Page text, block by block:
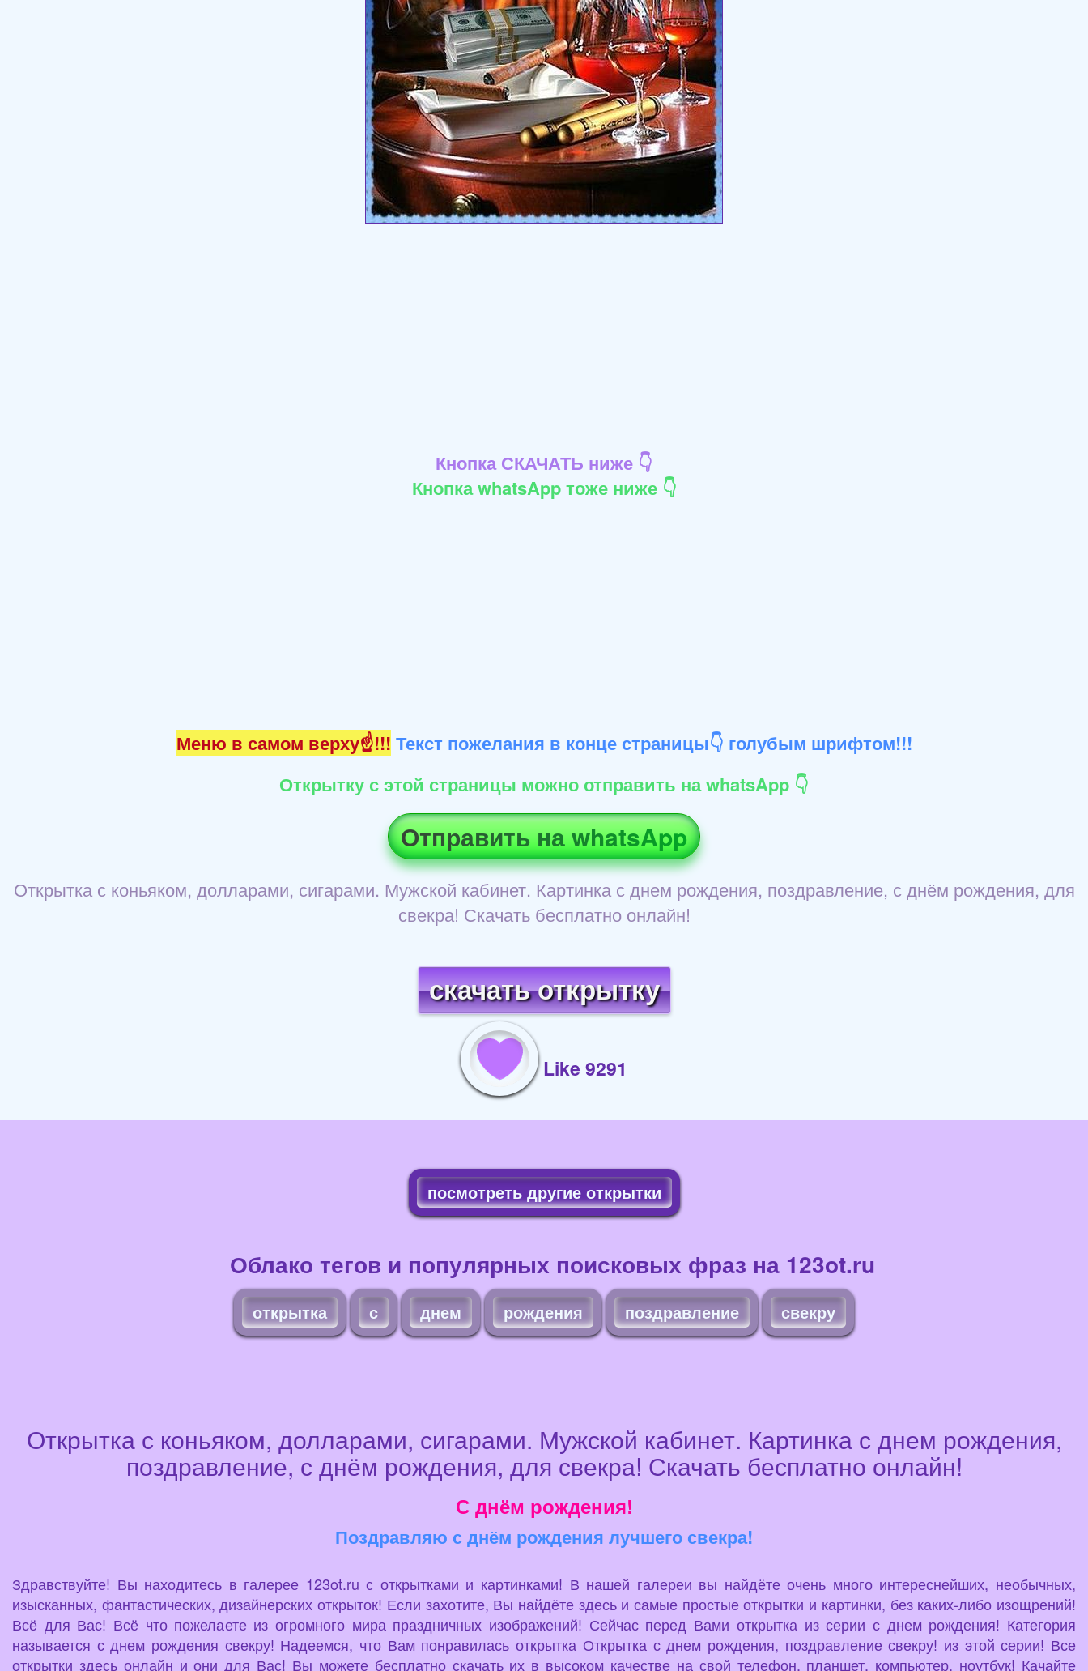
Кнопка СКАЧАТЬ ниже 👇
Кнопка whatsApp тоже ниже 👇
Меню в самом верху☝!!! Текст пожелания в конце страницы👇 голубым шрифтом!!!
Открытку с этой страницы можно отправить на whatsApp 👇
Отправить на whatsApp
Открытка с коньяком, долларами, сигарами. Мужской кабинет. Картинка с днем рождения, поздравление, с днём рождения, для
свекра! Скачать бесплатно онлайн!
скачать открытку
Like 9291
посмотреть другие открытки
Облако тегов и популярных поисковых фраз на 123ot.ru
открытка с днем рождения поздравление свекру
Открытка с коньяком, долларами, сигарами. Мужской кабинет. Картинка с днем рождения,
поздравление, с днём рождения, для свекра! Скачать бесплатно онлайн!
С днём рождения!
Поздравляю с днём рождения лучшего свекра!
Здравствуйте! Вы находитесь в галерее 123ot.ru с открытками и картинками! В нашей галереи вы найдёте очень много интереснейших, необычных,
изысканных, фантастических, дизайнерских открыток! Если захотите, Вы найдёте здесь и самые простые открытки и картинки, без каких-либо изощрений!
Всё для Вас! Всё что пожелаете из огромного мира праздничных изображений! Сейчас перед Вами открытка из серии с днем рождения! Категория
называется с днем рождения свекру! Надеемся, что Вам понравилась открытка Открытка с днем рождения, поздравление свекру! из этой серии! Все
открытки здесь онлайн и они для Вас! Вы можете бесплатно скачать их в высоком качестве на свой телефон, планшет, компьютер, ноутбук! Качайте